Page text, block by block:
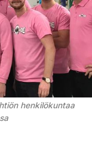
henkilökuntaa